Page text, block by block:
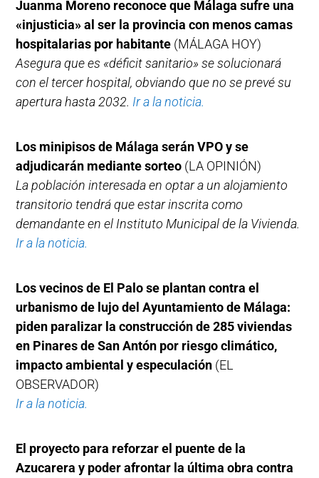
Juanma Moreno reconoce que Málaga sufre una
«injusticia» al ser la provincia con menos camas
hospitalarias por habitante (MÁLAGA HOY)
Asegura que es «déficit sanitario» se solucionará
con el tercer hospital, obviando que no se prevé su
apertura hasta 2032. Ir a la noticia.
Los minipisos de Málaga serán VPO y se
adjudicarán mediante sorteo (LA OPINIÓN)
La población interesada en optar a un alojamiento
transitorio tendrá que estar inscrita como
demandante en el Instituto Municipal de la Vivienda.
Ir a la noticia.
Los vecinos de El Palo se plantan contra el
urbanismo de lujo del Ayuntamiento de Málaga:
piden paralizar la construcción de 285 viviendas
en Pinares de San Antón por riesgo climático,
impacto ambiental y especulación (EL
OBSERVADOR)
Ir a la noticia.
El proyecto para reforzar el puente de la
Azucarera y poder afrontar la última obra contra